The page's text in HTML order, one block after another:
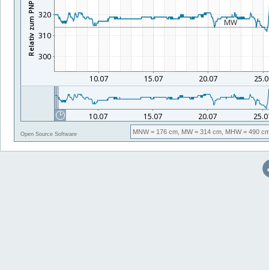
Open Source Software MNW= 176 cm, MW= 314 cm, MHW= 490